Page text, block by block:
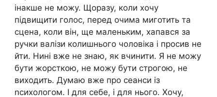
інакше не можу. Щоразу, коли хочу
підвищити голос, перед очима миготить та
сцена, коли він, ще маленьким, хапався за
ручки валізи колишнього чоловіка і просив не
йти. Нині вже не знаю, як вчинити. Я не можу
бути жорсткою, не можу бути строгою, не
виходить. Думаю вже про сеанси із
nсихологом. І для себе, і для нього. Хочу,